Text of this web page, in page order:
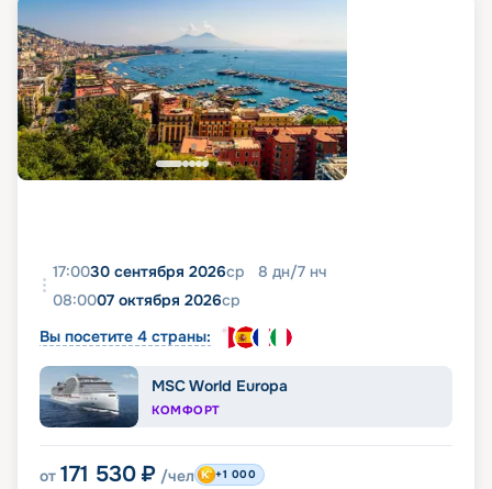
17:0030 сентября 2026ср 8 дн/7 нч
08:0007 октября 2026ср
Вы посетите 4 страны:
MSC World Europa
КОМФОРТ
от 171 530 ₽ /чел +1 000